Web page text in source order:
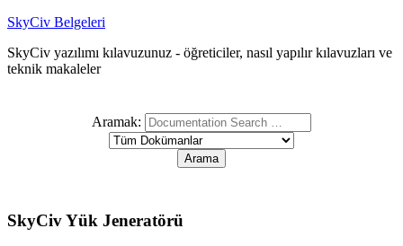
SkyCiv Belgeleri
SkyCiv yazılımı kılavuzunuz - öğreticiler, nasıl yapılır kılavuzları ve
teknik makaleler
Aramak:
SkyCiv Yük Jeneratörü